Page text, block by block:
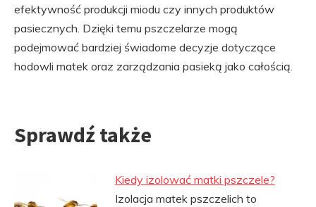
efektywność produkcji miodu czy innych produktów
pasiecznych. Dzięki temu pszczelarze mogą
podejmować bardziej świadome decyzje dotyczące
hodowli matek oraz zarządzania pasieką jako całością.
Sprawdź także
Kiedy izolować matki pszczele?
Izolacja matek pszczelich to